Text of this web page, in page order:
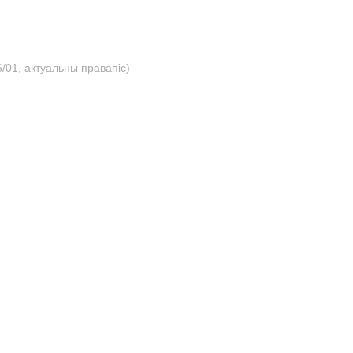
актуальны правапіс)